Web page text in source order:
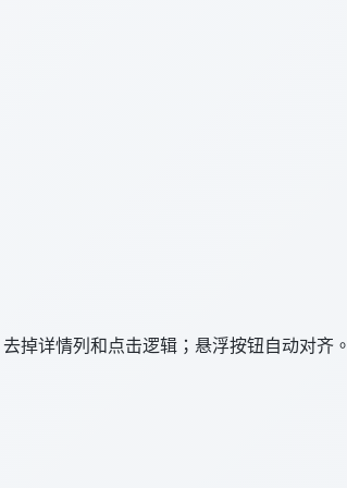
掉详情列和点击逻辑；悬浮按钮自动对齐。